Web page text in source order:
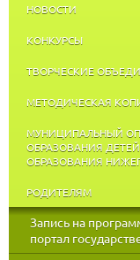
НОВОСТИ
КОНКУРСЫ
ТВОРЧЕСКИЕ
МЕТОДИЧЕСКАЯ
МУНИЦИПАЛЬНЫЙ
ОБРАЗОВАНИЯ
ОБРАЗОВАНИЯ
РОДИТЕЛЯМ
Запись на
портал